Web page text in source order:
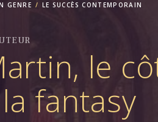
GENRE LE SUCCÈS CONTEMPORAIN
le
fantasy